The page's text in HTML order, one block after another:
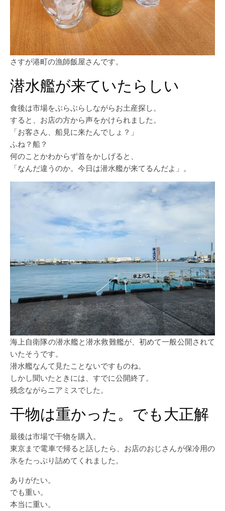
さすが港町の漁師飯屋さんです。
潜水艦が来ていたらしい
食後は市場をぶらぶらしながらお土産探し。
すると、お店の方から声をかけられました。
「お客さん、船見に来たんでしょ？」
ふね？船？
何のことかわからず首をかしげると、
「なんだ違うのか。今日は潜水艦が来てるんだよ」。
海上自衛隊の潜水艦と潜水救難艦が、初めて一般公開されて
いたそうです。
潜水艦なんて見たことないですものね。
しかし聞いたときには、すでに公開終了。
残念ながらニアミスでした。
干物は重かった。でも大正解
最後は市場で干物を購入。
東京まで電車で帰ると話したら、お店のおじさんが保冷用の
氷をたっぷり詰めてくれました。
ありがたい。
でも重い。
本当に重い。